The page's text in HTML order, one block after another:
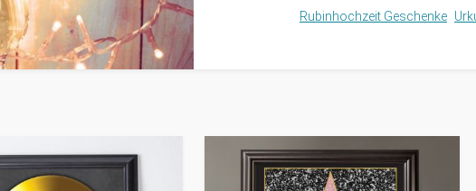
Rubinhochzeit Geschenke